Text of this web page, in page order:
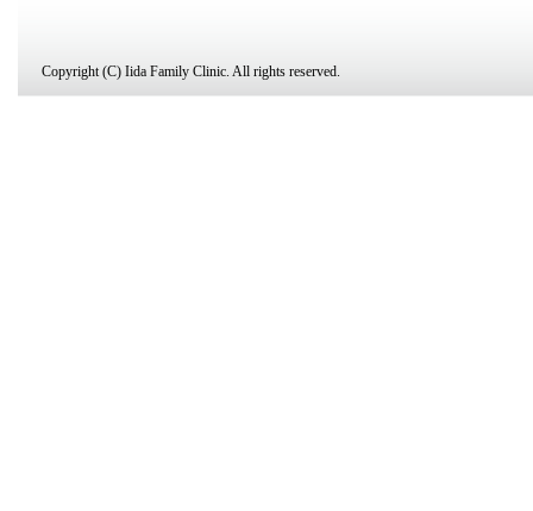
Copyright (C) Iida Family Clinic. All rights reserved.